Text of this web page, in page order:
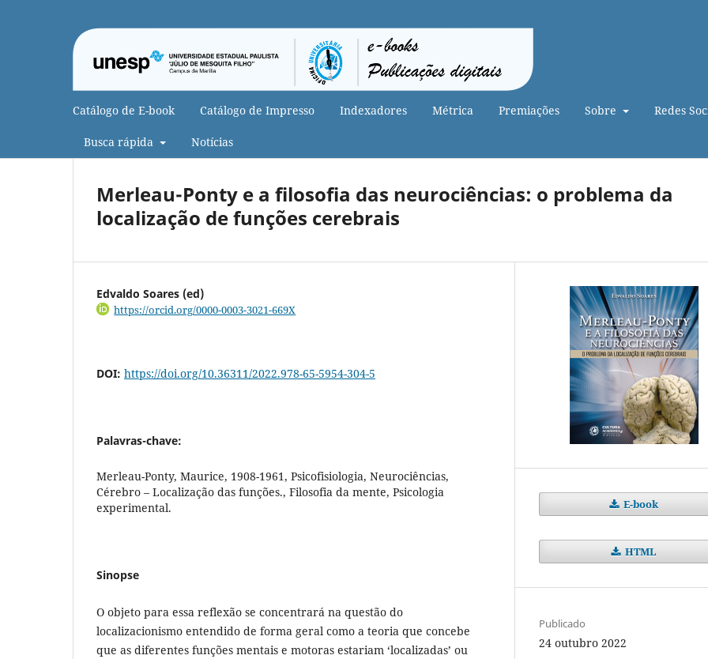
Catálogo de E-book Catálogo de Impresso Indexadores Métrica Premiações Sobre Redes
Busca rápida Notícias
Merleau-Ponty e a filosofia das neurociências: o problema da
localização de funções cerebrais
Edvaldo Soares (ed)
https://orcid.org/0000-0003-3021-669X
DOI: https://doi.org/10.36311/2022.978-65-5954-304-5
Palavras-chave:
Merleau-Ponty, Maurice, 1908-1961, Psicofisiologia, Neurociências,
Cérebro – Localização das funções., Filosofia da mente, Psicologia
experimental.
Sinopse
O objeto para essa reflexão se concentrará na questão do
localizacionismo entendido de forma geral como a teoria que concebe
que as diferentes funções mentais e motoras estariam ‘localizadas’ ou
E-book
HTML
Publicado
24 outubro 2022